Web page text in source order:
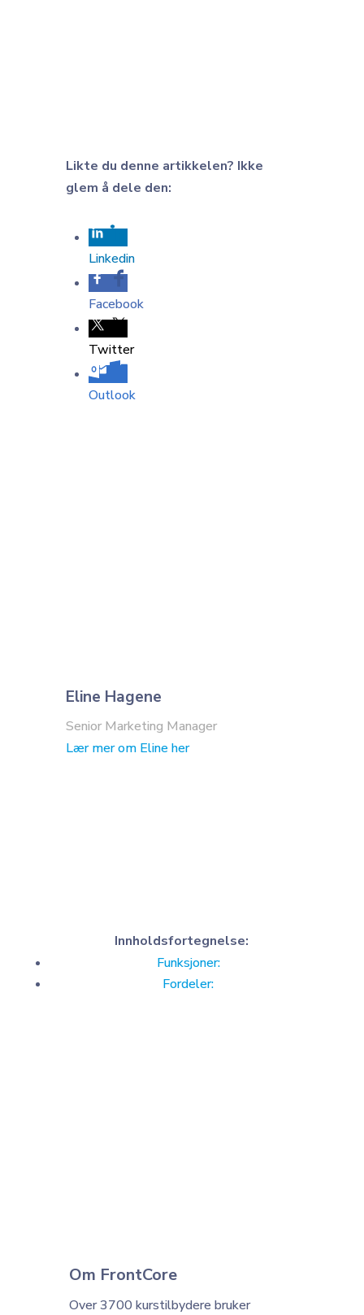
Likte du denne artikkelen? Ikke
glem å dele den:
Linkedin
Facebook
Twitter
Outlook
Eline Hagene
Senior Marketing Manager
Lær mer om Eline her
Innholdsfortegnelse:
Funksjoner:
Fordeler:
Om FrontCore
Over 3700 kurstilbydere bruker